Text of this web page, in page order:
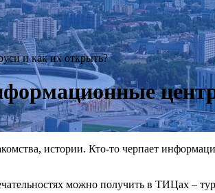
и как их открыть?
истории. Кто-то черпает
можно получить в ТИЦах –